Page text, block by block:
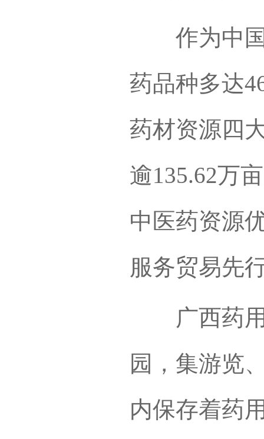
作为中国
药品种多达
药材资源四
逾135.62万
中医药资源
服务贸易先
广西药用
园，集游览
内保存着药